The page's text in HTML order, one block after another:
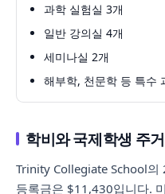
과학 실험실 3개
일반 강의실 4개
세미나실 2개
해부학, 천문학 등 특수
학비와 국제학생 주거
Trinity Collegiate School의
등록금은 $11,430입니다.